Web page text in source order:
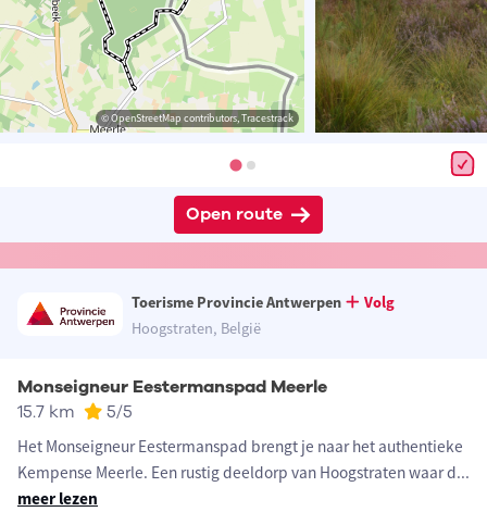
© OpenStreetMap contributors, Tracestrack
Open route
Toerisme Provincie Antwerpen
Volg
Hoogstraten, België
Monseigneur Eestermanspad Meerle
15.7 km 5/5
Het Monseigneur Eestermanspad brengt je naar het authentieke
Kempense Meerle. Een rustig deeldorp van Hoogstraten waar d...
meer lezen